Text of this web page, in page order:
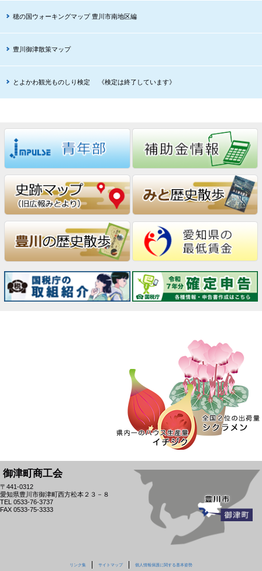
穂の国ウォーキングマップ 豊川市南地区編
豊川御津散策マップ
とよかわ観光ものしり検定 《検定は終了しています》
御津町商工会
〒441-0312
愛知県豊川市御津町西方松本２３－８
TEL 0533-76-3737
FAX 0533-75-3333
リンク集 サイトマップ 個人情報保護に関する基本姿勢